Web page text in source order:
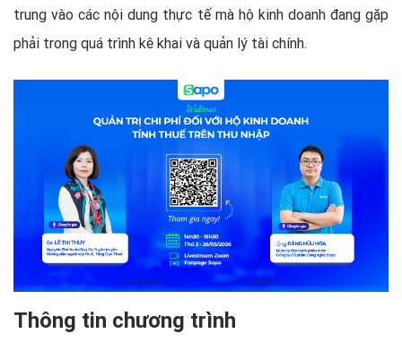
trung vào các nội dung thực tế mà hộ kinh doanh đang gặp
phải trong quá trình kê khai và quản lý tài chính.
Thông tin chương trình